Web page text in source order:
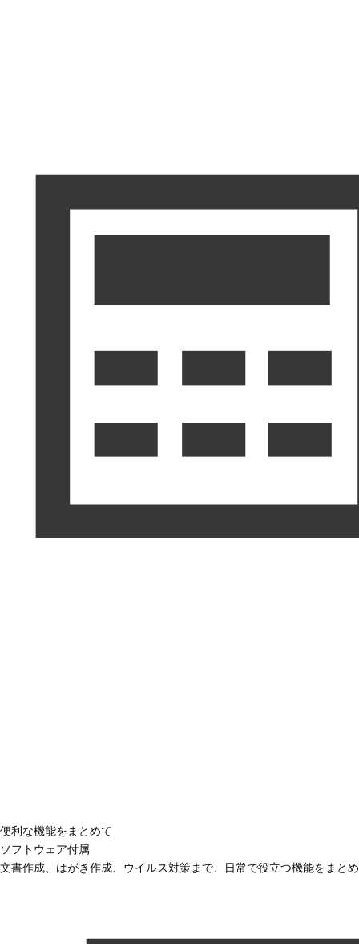
便利な機能をまとめて
ソフトウェア付属
文書作成、はがき作成、ウイルス対策まで、日常で役立つ機能をまと